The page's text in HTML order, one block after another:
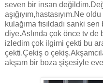
seven bir insan
aşığıyım,hastasıyım.Ne
kulağıma fısıldadı sanki
diye.Aslında çok önce tv de
izledim çok ilgimi çekti bu
çekti.Çekiş o
akşam bir boza şişesiyle